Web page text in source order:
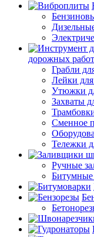
дорожных работ
Грабли
Лейки
Утюжки
Захваты
Сменное
Тележки
Ручные